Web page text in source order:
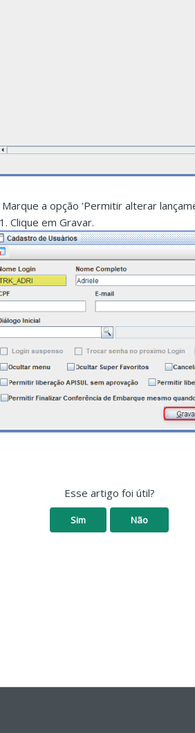
Marque a opção 'Permitir alterar
Clique em Gravar.
Esse artigo foi útil?
Sim Não